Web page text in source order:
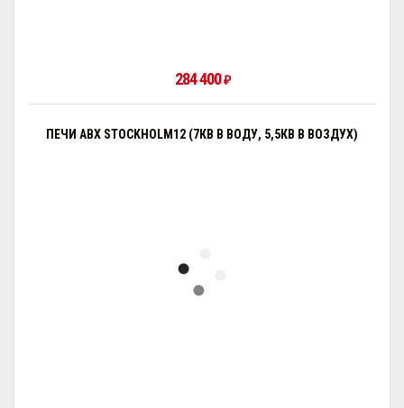
284 400₽
ПЕЧИ ABX STOCKHOLM12 (7КВ В ВОДУ, 5,5КВ В ВОЗДУХ)